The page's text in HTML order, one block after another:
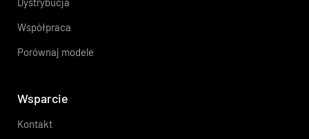
Współpraca
Porównaj modele
Wsparcie
Kontakt